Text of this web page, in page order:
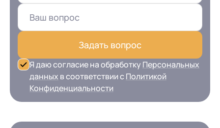
Задать вопрос
Я даю согласие на обработку Персональных
данных в соответствии сПолитикой
Конфиденциальности